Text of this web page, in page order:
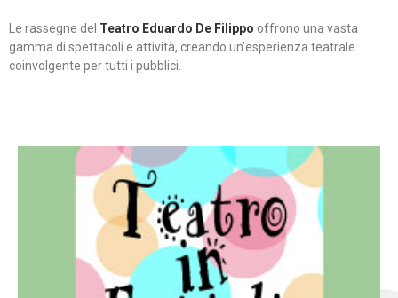
Le rassegne del Teatro Eduardo De Filippo offrono una vasta
gamma di spettacoli e attività, creando un’esperienza teatrale
coinvolgente per tutti i pubblici.
per far condividere e godere del teatro all’intera
famiglia.
Continua